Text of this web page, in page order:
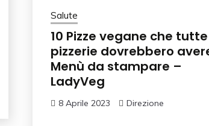
Salute
10 Pizze vegane che
pizzerie dovrebbero
Menù da stampare –
LadyVeg
8 Aprile 2023 Direzione